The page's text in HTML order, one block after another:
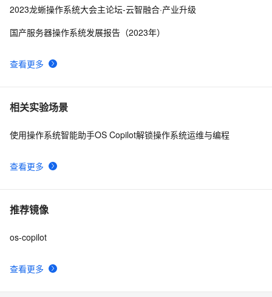
查看更多
2023龙蜥操作系统大会主论坛-云智融合·产业升级
国产服务器操作系统发展报告（2023年）
相关实验场景
查看更多
使用操作系统智能助手OS Copilot解锁操作系统运维与编程
推荐镜像
查看更多
os-copilot